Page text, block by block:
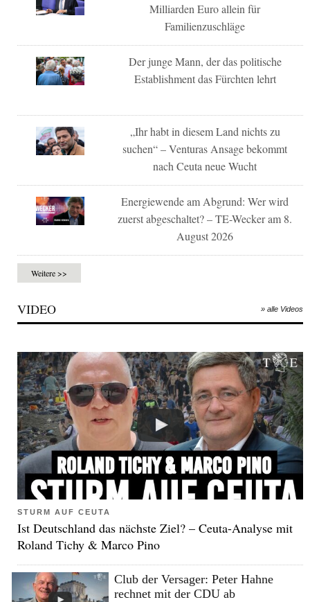
Milliarden Euro allein für
Familienzuschläge
Der junge Mann, der das politische
Establishment das Fürchten lehrt
„Ihr habt in diesem Land nichts zu
suchen“ – Venturas Ansage bekommt
nach Ceuta neue Wucht
Energiewende am Abgrund: Wer wird
zuerst abgeschaltet? – TE-Wecker am 8.
August 2026
Weitere >>
VIDEO » alle Videos
STURM AUF CEUTA
Ist Deutschland das nächste Ziel? – Ceuta-Analyse mit
Roland Tichy & Marco Pino
Club der Versager: Peter Hahne
rechnet mit der CDU ab